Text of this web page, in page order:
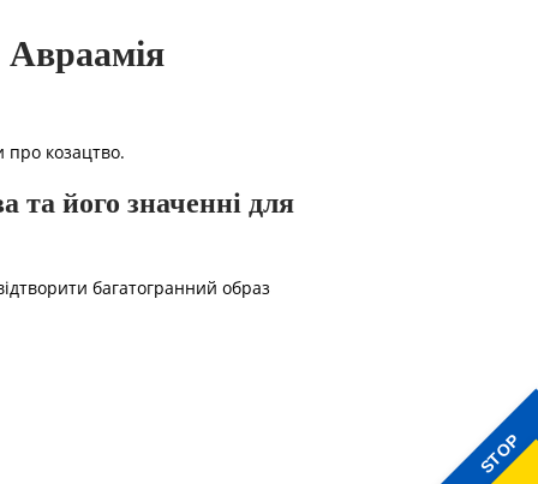
STOP
Авраамія
про козацтво.
та його значенні для
багатогранний образ